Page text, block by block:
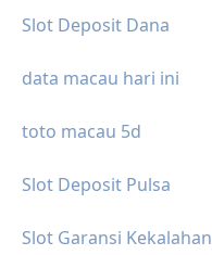
Slot Deposit Dana
data macau hari ini
toto macau 5d
Slot Deposit Pulsa
Slot Garansi Kekalahan